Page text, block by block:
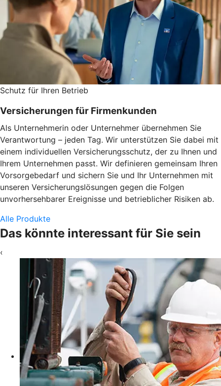
Schutz für Ihren Betrieb
Versicherungen für Firmenkunden
Als Unternehmerin oder Unternehmer übernehmen Sie
Verantwortung – jeden Tag. Wir unterstützen Sie dabei mit
einem individuellen Versicherungsschutz, der zu Ihnen und
Ihrem Unternehmen passt. Wir definieren gemeinsam Ihren
Vorsorgebedarf und sichern Sie und Ihr Unternehmen mit
unseren Versicherungslösungen gegen die Folgen
unvorhersehbarer Ereignisse und betrieblicher Risiken ab.
Alle Produkte
Das könnte interessant für Sie sein
‹